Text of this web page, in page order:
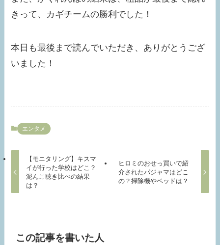
きって、カギチームの勝利でした！
本日も最後まで読んでいただき、ありがとうござ
いました！
エンタメ
【モニタリング】キスマ
イが行った学校はどこ？
泥んこ聴き比べの結果
は？
ヒロミのおせっ買いで紹
介されたパジャマはどこ
の？掃除機やベッドは？
この記事を書いた人